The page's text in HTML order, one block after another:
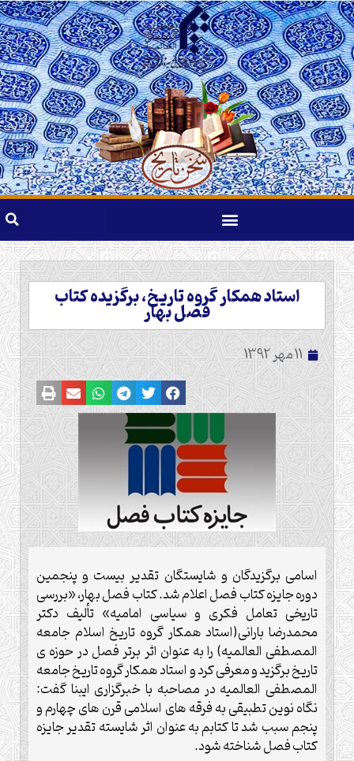
استاد همکار گروه تاریخ، برگزیده کتاب
فصل بهار
11 مهر 1392
اسامی برگزیدگان و شایستگان تقدیر بیست و پنجمین
دوره جایزه کتاب فصل اعلام شد. کتاب فصل بهار، «بررسی
تاریخی تعامل فکری و سیاسی امامیه» تألیف دکتر
محمدرضا بارانی(استاد همکار گروه تاریخ اسلام جامعه
المصطفی العالمیه) را به عنوان اثر برتر فصل در حوزه ی
تاریخ برگزید و معرفی کرد و استاد همکار گروه تاریخ جامعه
المصطفی العالمیه در مصاحبه با خبرگزاری ایبنا گفت:
نگاه نوین تطبیقی به فرقه‌ های اسلامی قرن‌ های چهارم و
پنجم سبب شد تا کتابم به‌ عنوان اثر شایسته تقدیر جایزه
کتاب فصل شناخته شود.